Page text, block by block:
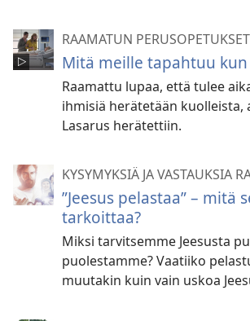
RAAMATUN PERUSOPETUKSET
Mitä meille tapahtuu
Raamattu lupaa, että tulee
ihmisiä herätetään kuolleista,
Lasarus herätettiin.
KYSYMYKSIÄ JA VASTAUKSIA
”Jeesus pelastaa” – mitä
tarkoittaa?
Miksi tarvitsemme Jeesusta
puolestamme? Vaatiiko
muutakin kuin vain uskoa